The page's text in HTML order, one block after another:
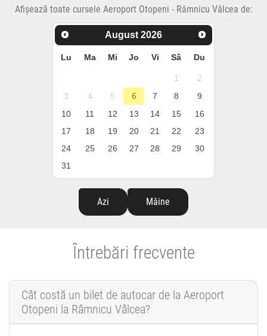
Afișează toate cursele Aeroport Otopeni - Râmnicu Vâlcea de:
August 2026
Lu Ma Mi Jo Vi Sâ Du
1
2
3
4 5 6 7 8
9
10
11 12 13 14 15
16
17
18 19 20 21 22
23
24
25 26 27 28 29
30
31
Azi Mâine
Întrebări frecvente
Cât costă un bilet de autocar de la Aeroport
Otopeni la Râmnicu Vâlcea?